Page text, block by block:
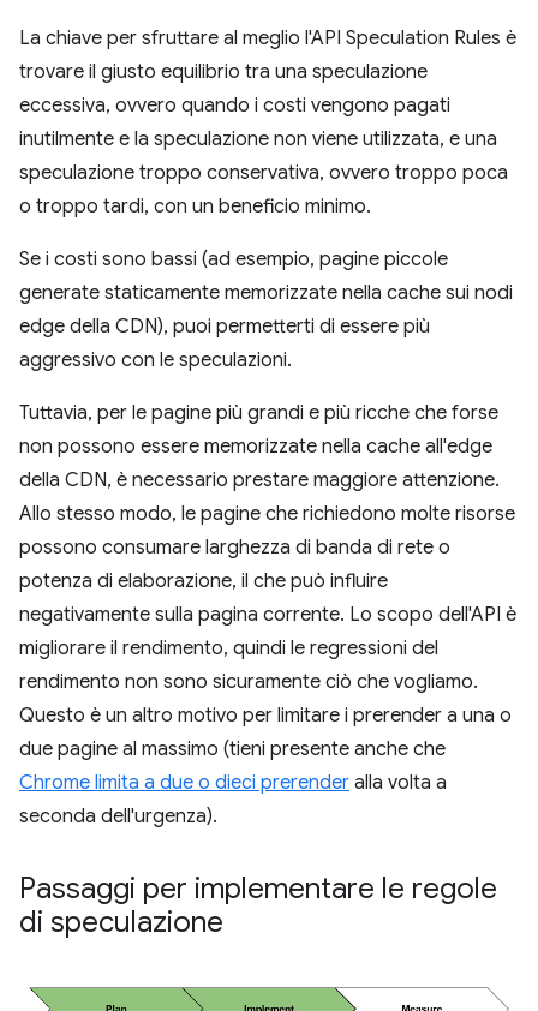
La chiave per sfruttare al meglio l'API Speculation Rules è
trovare il giusto equilibrio tra una speculazione
eccessiva, ovvero quando i costi vengono pagati
inutilmente e la speculazione non viene utilizzata, e una
speculazione troppo conservativa, ovvero troppo poca
o troppo tardi, con un beneficio minimo.
Se i costi sono bassi (ad esempio, pagine piccole
generate staticamente memorizzate nella cache sui nodi
edge della CDN), puoi permetterti di essere più
aggressivo con le speculazioni.
Tuttavia, per le pagine più grandi e più ricche che forse
non possono essere memorizzate nella cache all'edge
della CDN, è necessario prestare maggiore attenzione.
Allo stesso modo, le pagine che richiedono molte risorse
possono consumare larghezza di banda di rete o
potenza di elaborazione, il che può influire
negativamente sulla pagina corrente. Lo scopo dell'API è
migliorare il rendimento, quindi le regressioni del
rendimento non sono sicuramente ciò che vogliamo.
Questo è un altro motivo per limitare i prerender a una o
due pagine al massimo (tieni presente anche che
Chrome limita a due o dieci prerender alla volta a
seconda dell'urgenza).
Passaggi per implementare le regole
di speculazione